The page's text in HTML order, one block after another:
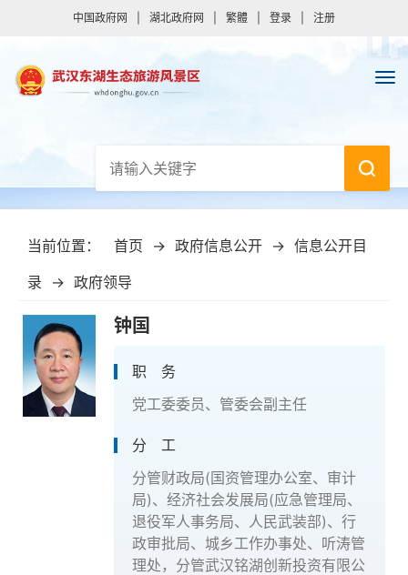
中国政府网 湖北政府网 繁體 登录 注册
当前位置： 首页 → 政府信息公开 → 信息公开目
录
→ 政府领导
钟国
职 务
党工委委员、管委会副主任
分 工
分管财政局(国资管理办公室、审计
局)、经济社会发展局(应急管理局、
退役军人事务局、人民武装部)、行
政审批局、城乡工作办事处、听涛管
理处，分管武汉铭湖创新投资有限公